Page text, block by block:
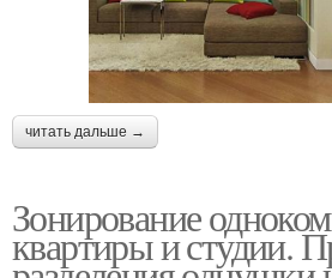
читать дальше →
Зонирование
квартиры и студии.